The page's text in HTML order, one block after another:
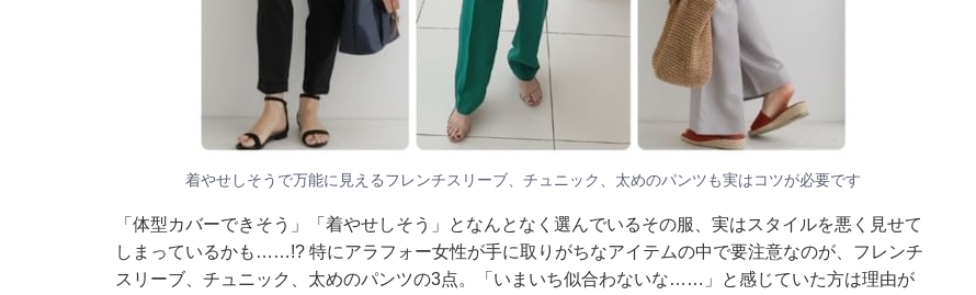
着やせしそうで万能に見えるフレンチスリーブ、チュニック、太めのパンツも実はコツが必要です
「体型カバーできそう」「着やせしそう」となんとなく選んでいるその服、実はスタイルを悪く見せて
しまっているかも……!? 特にアラフォー女性が手に取りがちなアイテムの中で要注意なのが、フレンチ
スリーブ、チュニック、太めのパンツの3点。「いまいち似合わないな……」と感じていた方は理由が